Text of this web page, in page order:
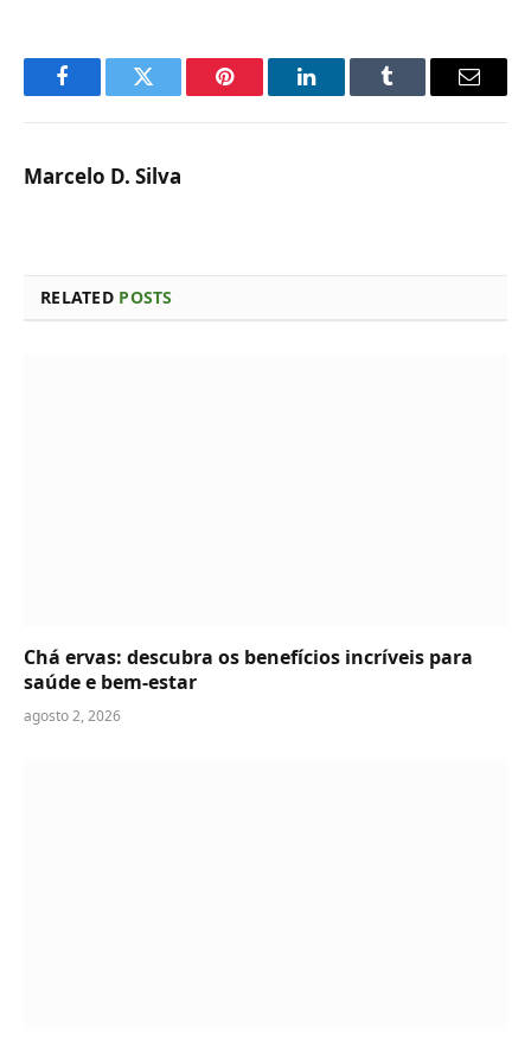
FacebookTwitter Pinterest LinkedInTumblr Email
Marcelo D. Silva
RELATED POSTS
Chá ervas: descubra os benefícios incríveis para
saúde e bem-estar
agosto 2, 2026